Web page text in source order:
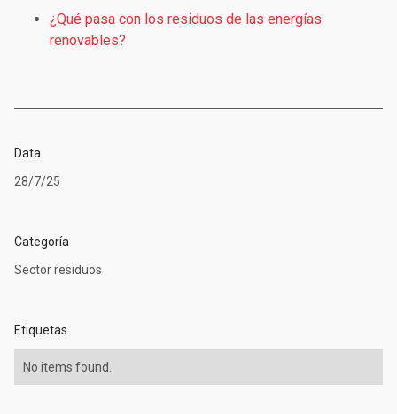
¿Qué pasa con los residuos de las energías
renovables?
Data
28/7/25
Categoría
Sector residuos
Etiquetas
No items found.